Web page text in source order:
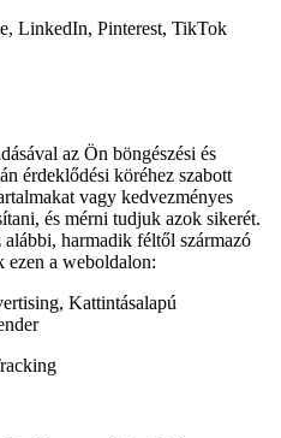
LinkedIn, Pinterest, TikTok
az Ön böngészési és
érdeklődési köréhez szabott
vagy kedvezményes
és mérni tudjuk azok sikerét.
harmadik féltől származó
ezen a weboldalon:
Kattintásalapú